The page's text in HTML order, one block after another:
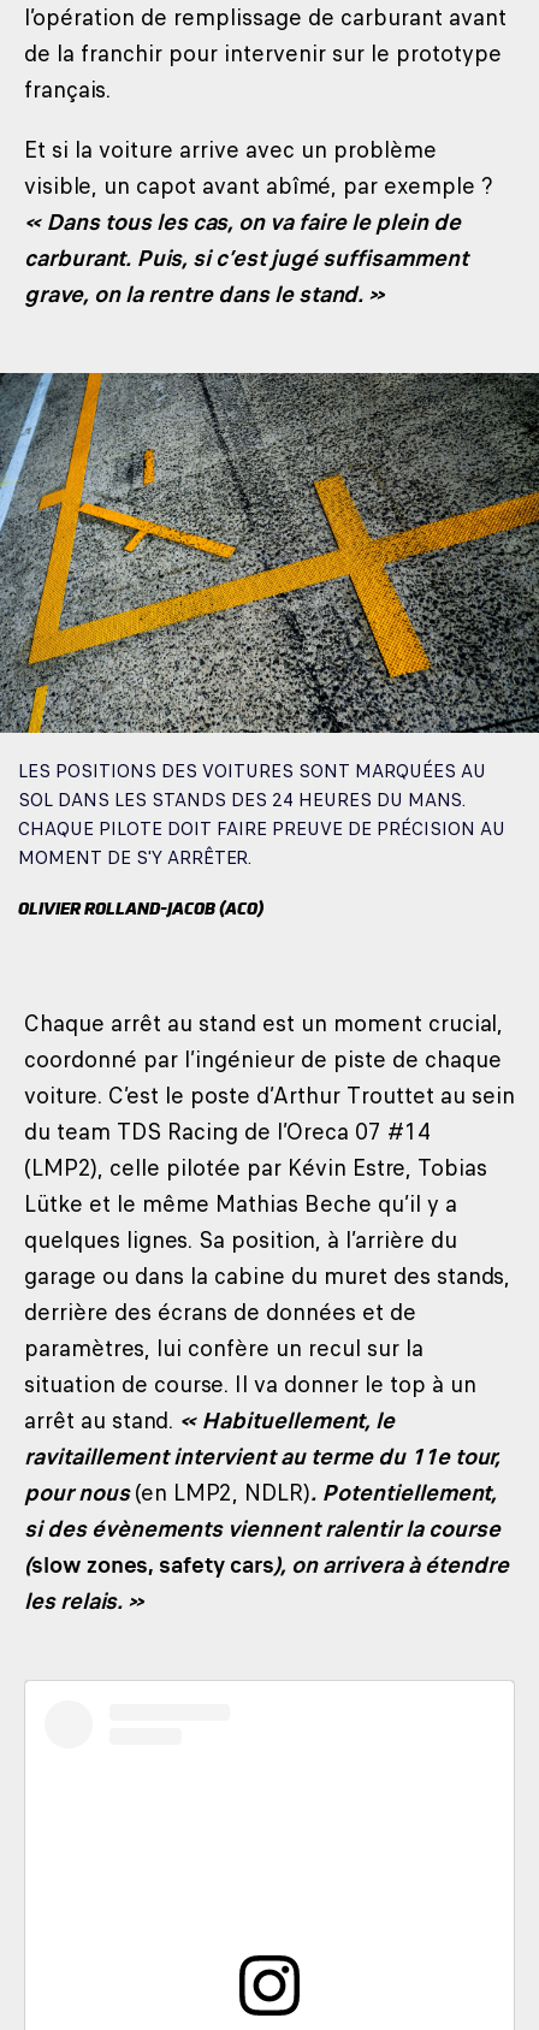
l’opération de remplissage de carburant avant
de la franchir pour intervenir sur le prototype
français.
Et si la voiture arrive avec un problème
visible, un capot avant abîmé, par exemple ?
« Dans tous les cas, on va faire le plein de
carburant. Puis, si c’est jugé suffisamment
grave, on la rentre dans le stand. »
LES POSITIONS DES VOITURES SONT MARQUÉES AU
SOL DANS LES STANDS DES 24 HEURES DU MANS.
CHAQUE PILOTE DOIT FAIRE PREUVE DE PRÉCISION AU
MOMENT DE S'Y ARRÊTER.
OLIVIER ROLLAND-JACOB (ACO)
Chaque arrêt au stand est un moment crucial,
coordonné par l’ingénieur de piste de chaque
voiture. C’est le poste d’Arthur Trouttet au sein
du team TDS Racing de l’Oreca 07 #14
(LMP2), celle pilotée par Kévin Estre, Tobias
Lütke et le même Mathias Beche qu’il y a
quelques lignes. Sa position, à l’arrière du
garage ou dans la cabine du muret des stands,
derrière des écrans de données et de
paramètres, lui confère un recul sur la
situation de course. Il va donner le top à un
arrêt au stand. « Habituellement, le
ravitaillement intervient au terme du 11e tour,
pour nous(en LMP2, NDLR). Potentiellement,
si des évènements viennent ralentir la course
(slow zones, safety cars), on arrivera à étendre
les relais. »